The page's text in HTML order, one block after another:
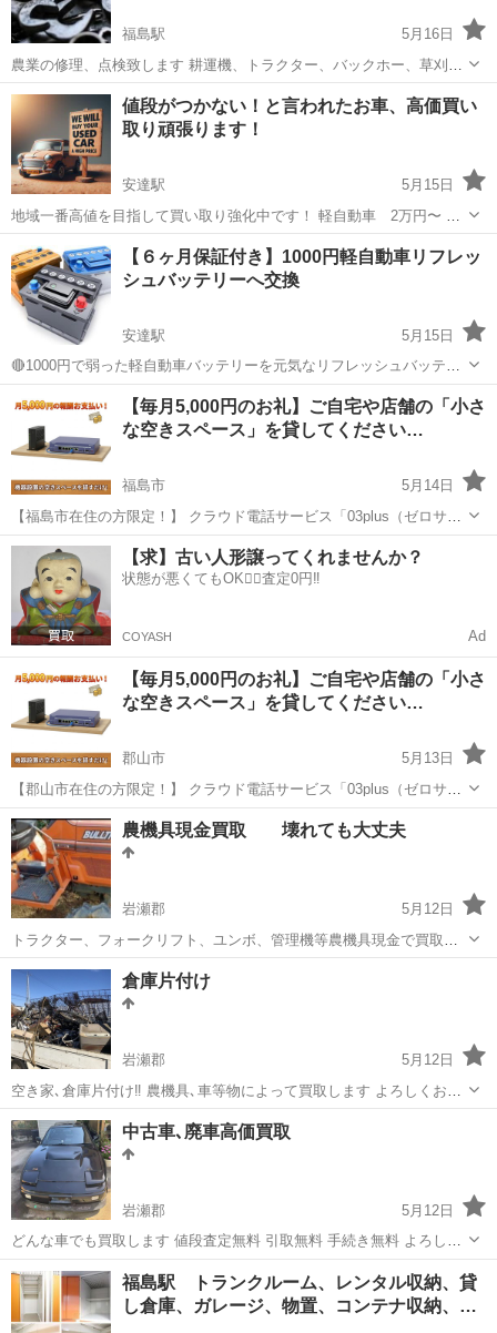
福島駅
5月16日
農業の修理、点検致します 耕運機、トラクター、バックホー、草刈
機、 その他農業機械、建設機械修理します！ 基本的にはなんでも修理
致しますので 料金等気になる方は一度ご連絡下さい！
福島 福島市 福島駅 その他 料金
値段がつかない！と言われたお車、高価買い
取り頑張ります！
安達駅
5月15日
地域一番高値を目指して買い取り強化中です！ 軽自動車 2万円〜 小
型車 3万円〜 普通車 4万円〜 SUV、ミニバン 5万円〜 上記は自走
可能なボロボロの廃車買い取りの最低目安です。 車検切れ、走らない
車もお気軽にお問い...
福島 福島市 安達駅 その他
【６ヶ月保証付き】1000円軽自動車リフレッ
シュバッテリーへ交換
安達駅
5月15日
🔴1000円で弱った軽自動車バッテリーを元気なリフレッシュバッテリ
ーへ交換します。 料金は1000円です。 ✨軽自動車に現在装着中のバッ
テリーが対象です。 交換後、6ヶ月間・5000キロのバッテリー上がり
二本松市 安達駅 その他 バッテリー
【毎月5,000円のお礼】ご自宅や店舗の「小さ
な空きスペース」を貸してください…
福島市
5月14日
【福島市在住の方限定！】 クラウド電話サービス「03plus（ゼロサン
プラス）」を運営している株式会社グラントンと申します。 当社の電
話サービス提供エリアの拡大に伴い、ちょっとした空きスペース（A4
用紙2枚分程度...
福島 福島市 その他 物件
【求】古い人形譲ってくれませんか？
状態が悪くてもOK🙆‍♀️査定0円‼️
COYASH Ad
【毎月5,000円のお礼】ご自宅や店舗の「小さ
な空きスペース」を貸してください…
郡山市
5月13日
【郡山市在住の方限定！】 クラウド電話サービス「03plus（ゼロサン
プラス）」を運営している株式会社グラントンと申します。 当社の電
話サービス提供エリアの拡大に伴い、ちょっとした空きスペース（A4
用紙2枚分程度...
福島 郡山市 その他 物件
農機具現金買取 壊れても大丈夫
岩瀬郡
5月12日
トラクター、フォークリフト、ユンボ、管理機等農機具現金で買取し
ます 壊れても大丈夫です 倉庫中の重量物無料撤去 よろしくお願い致
します
福島 岩瀬郡 その他
倉庫片付け
岩瀬郡
5月12日
空き家､倉庫片付け‼️ 農機具､車等物によって買取します よろしくお願
い致します。
福島 岩瀬郡 その他 無料
中古車､廃車高価買取
岩瀬郡
5月12日
どんな車でも買取します 値段査定無料 引取無料 手続き無料 よろしく
お願い致します。
福島 岩瀬郡 その他
福島駅 トランクルーム、レンタル収納、貸
し倉庫、ガレージ、物置、コンテナ収納、…